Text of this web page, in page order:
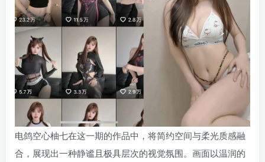
电鸽空心柚七在这一期的作品中，将简约空间与柔光质感融
合，展现出一种静谧且极具层次的视觉氛围。画面以温润的